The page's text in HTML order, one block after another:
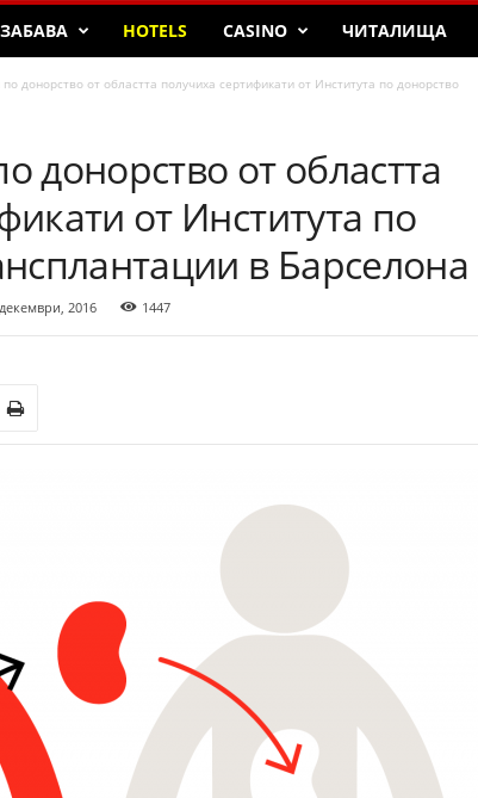
HOTELS CASINO ЧИТАЛИЩА
донорство от областта получиха сертификати от Института по донорство
донорство от областта
от Института по
в Барселона
2016 1447